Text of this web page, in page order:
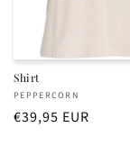
Shirt
Verkoper:
PEPPERCORN
Normale
€39,95 EUR